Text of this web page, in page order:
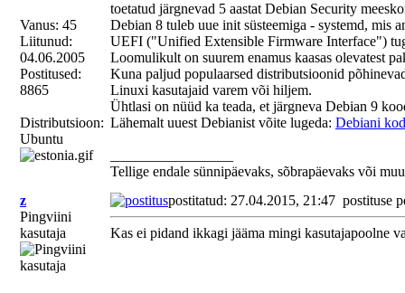
Vanus: 45
Liitunud:
04.06.2005
Postitused:
8865
Distributsioon:
Ubuntu
toetatud järgnevad 5 aastat Debian Security
Debian 8 tuleb uue init süsteemiga - systemd, mis
UEFI ("Unified Extensible Firmware Interface")
Loomulikult on suurem enamus kaasas olevatest
Kuna paljud populaarsed distributsioonid
Linuxi kasutajaid varem või hiljem.
Ühtlasi on nüüd ka teada, et järgneva Debian 9
Lähemalt uuest Debianist võite lugeda: Debiani
Tellige endale sünnipäevaks, sõbrapäevaks või
z
Pingviini
kasutaja
postitatud: 27.04.2015, 21:47 postituse
Kas ei pidand ikkagi jääma mingi kasutajapoolne